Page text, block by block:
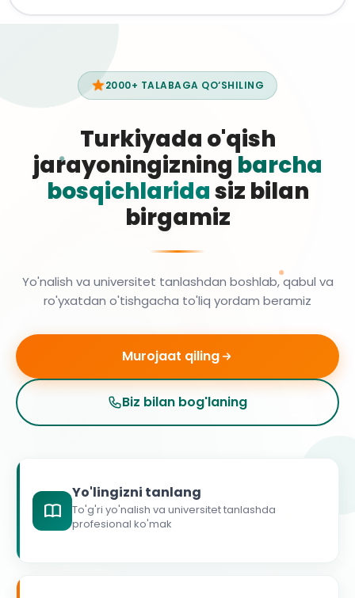
2000+ TALABAGA QO‘SHILING
Turkiyada o'qish
jarayoningizning barcha
bosqichlaridasiz bilan
birgamiz
Yo'nalish va universitet tanlashdan boshlab, qabul va
ro'yxatdan o'tishgacha to'liq yordam beramiz
Murojaat qiling
Biz bilan bog'laning
Yo'lingizni tanlang
To'g'ri yo'nalish va universitet tanlashda
profesional ko'mak